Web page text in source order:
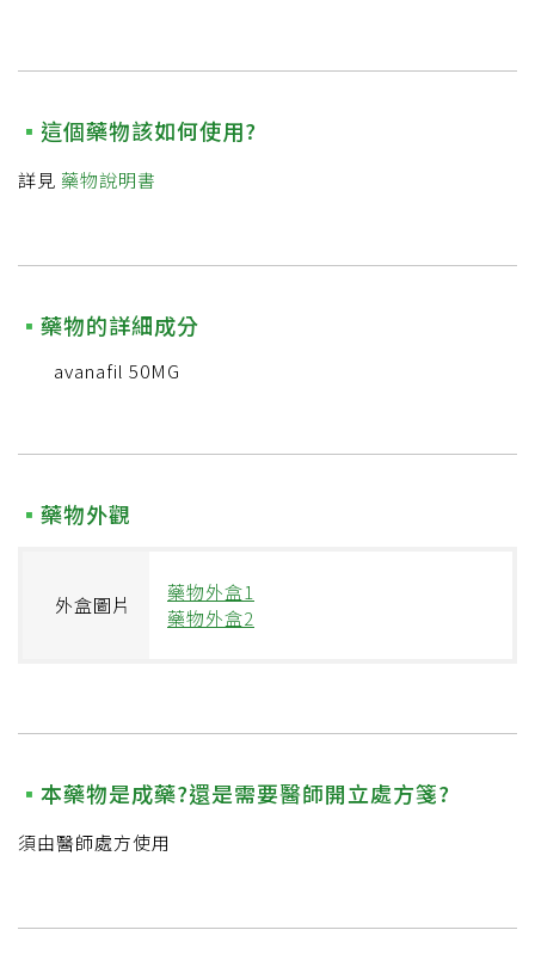
這個藥物該如何使用?
詳見 藥物說明書
藥物的詳細成分
avanafil 50MG
藥物外觀
外盒圖片
藥物外盒1
藥物外盒2
本藥物是成藥?還是需要醫師開立處方箋?
須由醫師處方使用